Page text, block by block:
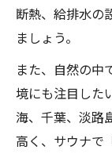
断熱、給排水の
ましょう。
また、自然の中
境にも注目した
海、千葉、淡路
高く、サウナで